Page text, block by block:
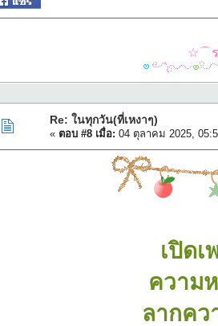
☆⌒ร
Re: ในทุกวัน(ที่เหงาๆ)
« ตอบ #8 เมื่อ: 04 ตุลาคม 2025,
เปิดเ
ความ
ลากคว